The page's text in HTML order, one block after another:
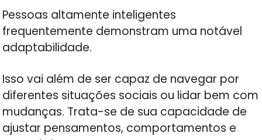
Pessoas altamente inteligentes
frequentemente demonstram uma notável
adaptabilidade.
Isso vai além de ser capaz de navegar por
diferentes situações sociais ou lidar bem com
mudanças. Trata-se de sua capacidade de
ajustar pensamentos, comportamentos e